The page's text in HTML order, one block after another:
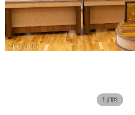
1 / 13